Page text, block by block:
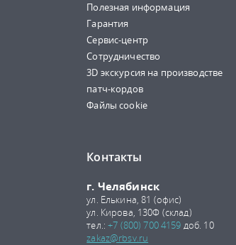
Полезная информация
Гарантия
Сервис-центр
Сотрудничество
3D экскурсия на производстве
патч-кордов
Файлы cookie
Контакты
г. Челябинск
ул. Елькина, 81 (офис)
ул. Кирова, 130Ф (склад)
тел.:+7 (800) 700 4159 доб. 10
zakaz@rbsv.ru